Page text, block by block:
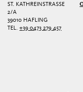
ST. KATHREINSTRASSE 2
/A
39010 HAFLING
TEL.+39 0473 279 457